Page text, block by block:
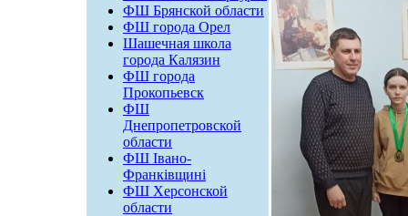
ФШ Брянской области
ФШ города Орел
Шашечная школа
города Калязин
ФШ города
Прокопьевск
ФШ
Днепропетровской
области
ФШ Івано-
Франківщині
ФШ Херсонской
области